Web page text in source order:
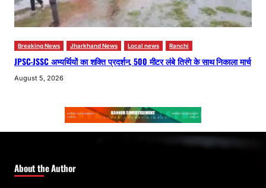
Breaking News Jharkhand News Local news Ranchi
JPSC-JSSC अभ्यर्थियों का शक्ति प्रदर्शन, 500 मीटर लंबे तिरंगे के साथ निकाला मार्च
August 5, 2026
About the Author